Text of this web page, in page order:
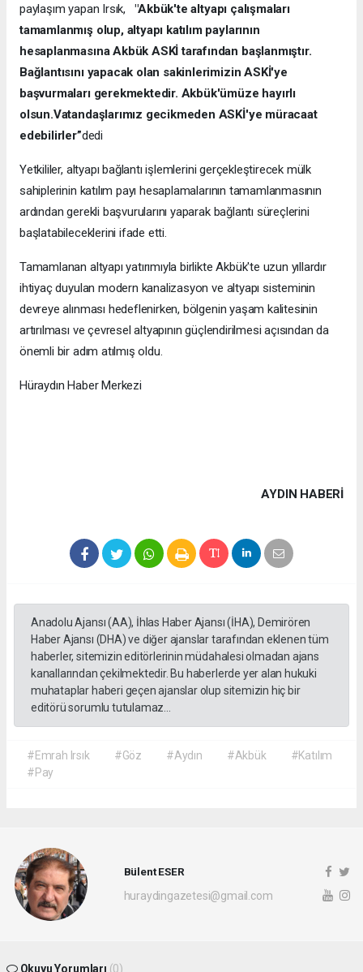
paylaşım yapan Irsık,
"Akbük'te altyapı çalışmaları
tamamlanmış olup, altyapı katılım paylarının
hesaplanmasına Akbük ASKİ tarafından başlanmıştır.
Bağlantısını yapacak olan sakinlerimizin ASKİ'ye
başvurmaları gerekmektedir. Akbük'ümüze hayırlı
olsun.Vatandaşlarımız gecikmeden ASKİ'ye müracaat
edebilirler”dedi
Yetkililer, altyapı bağlantı işlemlerini gerçekleştirecek mülk
sahiplerinin katılım payı hesaplamalarının tamamlanmasının
ardından gerekli başvurularını yaparak bağlantı süreçlerini
başlatabileceklerini ifade etti.
Tamamlanan altyapı yatırımıyla birlikte Akbük'te uzun yıllardır
ihtiyaç duyulan modern kanalizasyon ve altyapı sisteminin
devreye alınması hedeflenirken, bölgenin yaşam kalitesinin
artırılması ve çevresel altyapının güçlendirilmesi açısından da
önemli bir adım atılmış oldu.
Hüraydın Haber Merkezi
AYDIN HABERİ
Anadolu Ajansı (AA), İhlas Haber Ajansı (İHA), Demirören
Haber Ajansı (DHA) ve diğer ajanslar tarafından eklenen tüm
haberler, sitemizin editörlerinin müdahalesi olmadan ajans
kanallarından çekilmektedir. Bu haberlerde yer alan hukuki
muhataplar haberi geçen ajanslar olup sitemizin hiç bir
editörü sorumlu tutulamaz...
#Emrah Irsık #Göz #Aydın #Akbük
#Katılım
#Pay
Bülent ESER
huraydingazetesi@gmail.com
Okuyu Yorumları (0)